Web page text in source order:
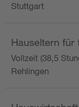
Stuttgart
Hauseltern für
Vollzeit (38,5
Rehlingen